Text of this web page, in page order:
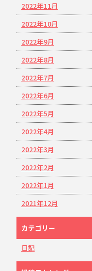
2022年11月
2022年10月
2022年9月
2022年8月
2022年7月
2022年6月
2022年5月
2022年4月
2022年3月
2022年2月
2022年1月
2021年12月
カテゴリー
日記